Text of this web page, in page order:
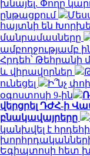
խնայել. Փողը
ընթացքում
հայտնի են
մանրամասները
ամբողջությամբ
Հրդեհ՝ Թեհրանի
և վիրավորներ
ունեցել
Ի՞նչ
օգոստոսի 9-ին
վերցրել ԴԺՀ-ի
բնակավայրերը
կանխվել է
Եգիպտոսի հետ